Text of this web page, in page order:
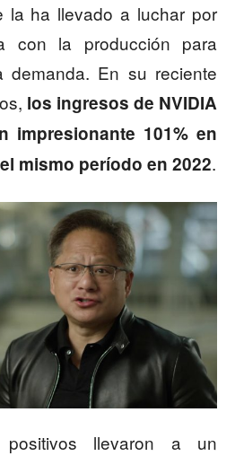
la ha llevado a luchar por
con la producción para
demanda. En su reciente
los ingresos de NVIDIA
impresionante 101% en
mismo período en 2022.
positivos llevaron a un